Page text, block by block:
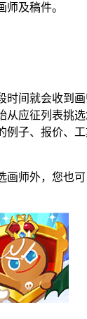
及稿件。
间就会收到画
从应征列表挑
例子、报价、
师外，您也可